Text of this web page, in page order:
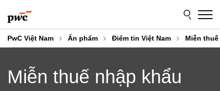
PwC Việt Nam Ấn phẩm Điểm tin Việt Nam Miễn
Miễn thuế nhập khẩu